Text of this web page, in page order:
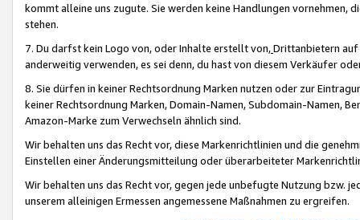
kommt alleine uns zugute. Sie werden keine Handlungen vornehmen,
stehen.
7. Du darfst kein Logo von, oder Inhalte erstellt von,Drittanbietern auf
anderweitig verwenden, es sei denn, du hast von diesem Verkäufer
8. Sie dürfen in keiner Rechtsordnung Marken nutzen oder zur
keiner Rechtsordnung Marken, Domain-Namen, Subdomain-Namen,
Amazon-Marke zum Verwechseln ähnlich sind.
Wir behalten uns das Recht vor, diese Markenrichtlinien und die
Einstellen einer Änderungsmitteilung oder überarbeiteter
Wir behalten uns das Recht vor, gegen jede unbefugte Nutzung bzw.
unserem alleinigen Ermessen angemessene Maßnahmen zu ergreifen.